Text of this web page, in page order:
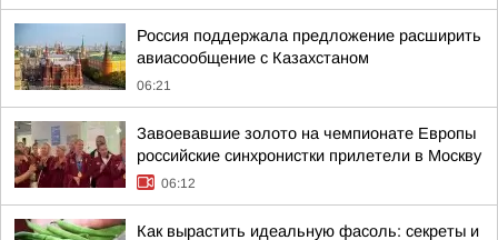
Россия поддержала предложение расширить
авиасообщение с Казахстаном
06:21
Завоевавшие золото на чемпионате Европы
российские синхронистки прилетели в Москву
06:12
Как вырастить идеальную фасоль: секреты и